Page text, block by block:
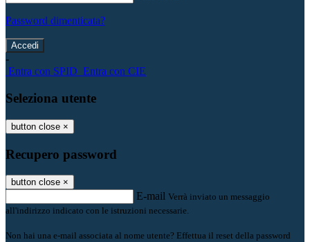
Password dimenticata?
-
Entra con SPID Entra con CIE
Seleziona utente
button close ×
Recupero password
button close ×
E-mail Verrà inviato un messaggio
all'indirizzo indicato con le istruzioni necessarie.
Non hai una e-mail associata al nome utente? Effettua il reset della password